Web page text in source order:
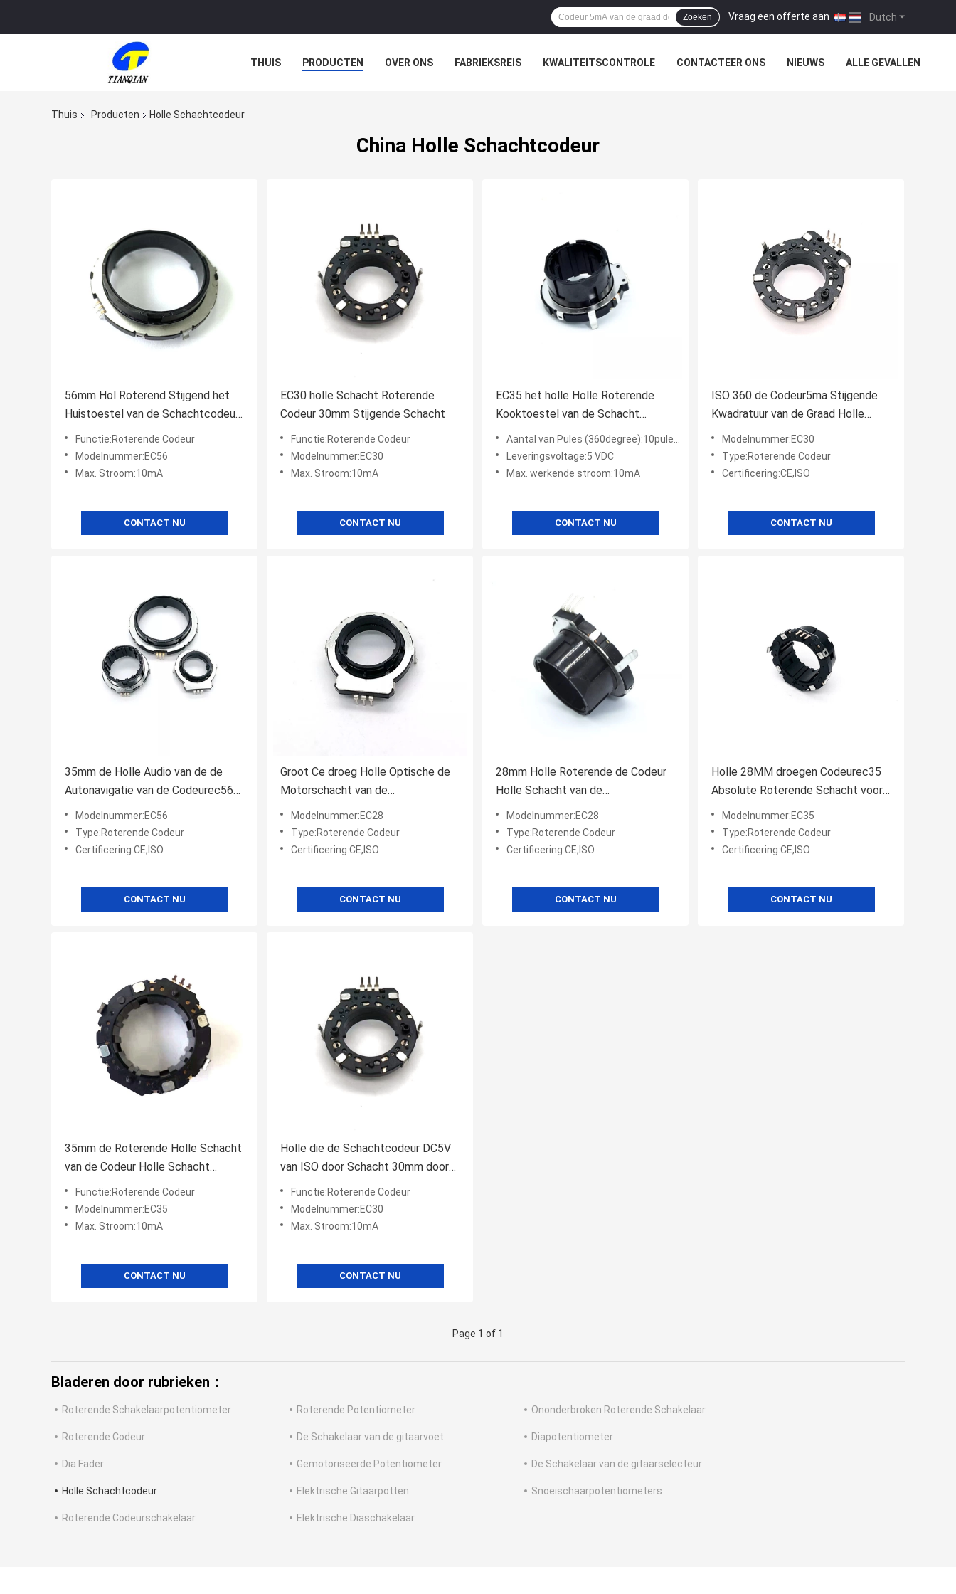
Dutch
Vraag een offerte aan |
Zoeken
THUIS PRODUCTEN OVER ONS FABRIEKSREIS KWALITEITSCONTROLE CONTACTEER ONS NIEUWS ALLE GEVALLEN
Thuis Producten Holle Schachtcodeur
China Holle Schachtcodeur
56mm Hol Roterend Stijgend het
Huistoestel van de Schachtcodeur
EC56Functie:Roterende Codeur
Modelnummer:EC56
Max. Stroom:10mA
CONTACT NU
EC30 holle Schacht Roterende
Codeur 30mm Stijgende Schacht
Functie:Roterende Codeur
Modelnummer:EC30
Max. Stroom:10mA
CONTACT NU
EC35 het holle Holle Roterende
Kooktoestel van de Schacht
Stijgende Codeur 10mA
Aantal van Pules (360degree):10pules/20pules
Leveringsvoltage:5 VDC
Max. werkende stroom:10mA
CONTACT NU
ISO 360 de Codeur5ma Stijgende
Kwadratuur van de Graad Holle
Schacht
Modelnummer:EC30
Type:Roterende Codeur
Certificering:CE,ISO
CONTACT NU
35mm de Holle Audio van de de
Autonavigatie van de Codeurec56
Stijgende Positie
Modelnummer:EC56
Type:Roterende Codeur
Certificering:CE,ISO
CONTACT NU
Groot Ce droeg Holle Optische de
Motorschacht van de
Schachtcodeur EC28
Modelnummer:EC28
Type:Roterende Codeur
Certificering:CE,ISO
CONTACT NU
28mm Holle Roterende de Codeur
Holle Schacht van de
Schachtcodeur 5mA
Modelnummer:EC28
Type:Roterende Codeur
Certificering:CE,ISO
CONTACT NU
Holle 28MM droegen Codeurec35
Absolute Roterende Schacht voor
Autohuistoestellen
Modelnummer:EC35
Type:Roterende Codeur
Certificering:CE,ISO
CONTACT NU
35mm de Roterende Holle Schacht
van de Codeur Holle Schacht
100ohm Autonics
Functie:Roterende Codeur
Modelnummer:EC35
Max. Stroom:10mA
CONTACT NU
Holle die de Schachtcodeur DC5V
van ISO door Schacht 30mm door
Sprekersaudio wordt gebruikt
Functie:Roterende Codeur
Modelnummer:EC30
Max. Stroom:10mA
CONTACT NU
Page 1 of 1
Bladeren door rubrieken：
Roterende Schakelaarpotentiometer Roterende Potentiometer Ononderbroken Roterende Schakelaar
Roterende Codeur De Schakelaar van de gitaarvoet Diapotentiometer
Dia Fader Gemotoriseerde Potentiometer De Schakelaar van de gitaarselecteur
Holle Schachtcodeur Elektrische Gitaarpotten Snoeischaarpotentiometers
Roterende Codeurschakelaar Elektrische Diaschakelaar